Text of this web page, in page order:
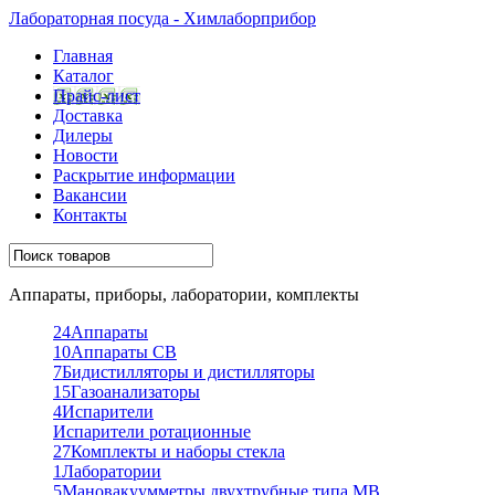
Лабораторная посуда - Химлаборприбор
Главная
Каталог
Прайс-лист
Доставка
Дилеры
Новости
Раскрытие информации
Вакансии
Контакты
Аппараты, приборы, лаборатории, комплекты
24Аппараты
10Аппараты СВ
7Бидистилляторы и дистилляторы
15Газоанализаторы
4Испарители
Испарители ротационные
27Комплекты и наборы стекла
1Лаборатории
5Мановакуумметры двухтрубные типа МВ